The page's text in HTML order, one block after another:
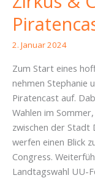
2. Januar 2024
Zum Start eines
nehmen Stephanie
Piratencast auf.
Wahlen im
zwischen der Stadt
werfen einen Blick
Congress.
Landtagswahl UU-